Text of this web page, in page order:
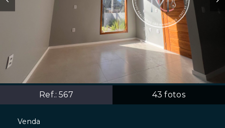
Ref.:567 43 fotos
Venda